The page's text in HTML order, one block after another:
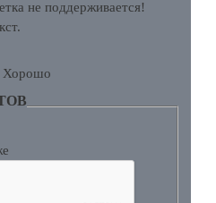
не поддерживается!
Хорошо